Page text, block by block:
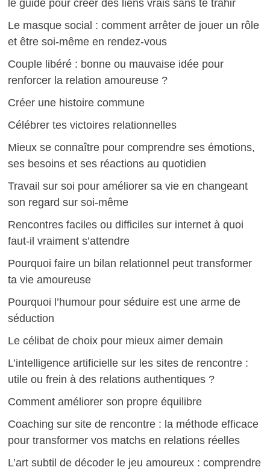
le guide pour créer des liens vrais sans te trahir
Le masque social : comment arrêter de jouer un rôle
et être soi-même en rendez-vous
Couple libéré : bonne ou mauvaise idée pour
renforcer la relation amoureuse ?
Créer une histoire commune
Célébrer tes victoires relationnelles
Mieux se connaître pour comprendre ses émotions,
ses besoins et ses réactions au quotidien
Travail sur soi pour améliorer sa vie en changeant
son regard sur soi-même
Rencontres faciles ou difficiles sur internet à quoi
faut-il vraiment s’attendre
Pourquoi faire un bilan relationnel peut transformer
ta vie amoureuse
Pourquoi l’humour pour séduire est une arme de
séduction
Le célibat de choix pour mieux aimer demain
L’intelligence artificielle sur les sites de rencontre :
utile ou frein à des relations authentiques ?
Comment améliorer son propre équilibre
Coaching sur site de rencontre : la méthode efficace
pour transformer vos matchs en relations réelles
L’art subtil de décoder le jeu amoureux : comprendre